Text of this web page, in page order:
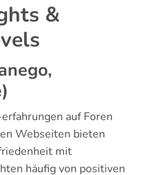
&
auf Foren
Webseiten bieten
mit
häufig von positiven